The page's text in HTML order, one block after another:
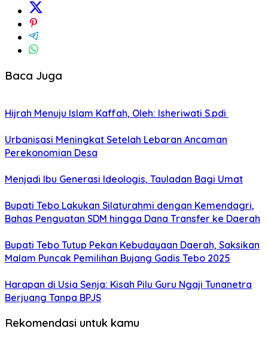
Baca Juga
Hijrah Menuju Islam Kaffah, Oleh: Isheriwati S.pdi
Urbanisasi Meningkat Setelah Lebaran Ancaman
Perekonomian Desa
Menjadi Ibu Generasi Ideologis, Tauladan Bagi Umat
Bupati Tebo Lakukan Silaturahmi dengan Kemendagri,
Bahas Penguatan SDM hingga Dana Transfer ke Daerah
Bupati Tebo Tutup Pekan Kebudayaan Daerah, Saksikan
Malam Puncak Pemilihan Bujang Gadis Tebo 2025
Harapan di Usia Senja: Kisah Pilu Guru Ngaji Tunanetra
Berjuang Tanpa BPJS
Rekomendasi untuk kamu